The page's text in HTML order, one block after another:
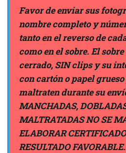
Favor de enviar sus
nombre completo y
tanto en el reverso de
como en el sobre. El
cerrado, SIN clips y su
con cartón o papel
maltraten durante su
MANCHADAS,
MALTRATADAS NO SE
ELABORAR
RESULTADO FAVORABLE.